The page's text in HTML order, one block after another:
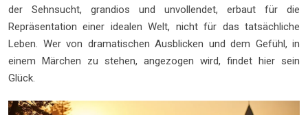
der Sehnsucht, grandios und unvollendet, erbaut für die
Repräsentation einer idealen Welt, nicht für das tatsächliche
Leben. Wer von dramatischen Ausblicken und dem Gefühl, in
einem Märchen zu stehen, angezogen wird, findet hier sein
Glück.